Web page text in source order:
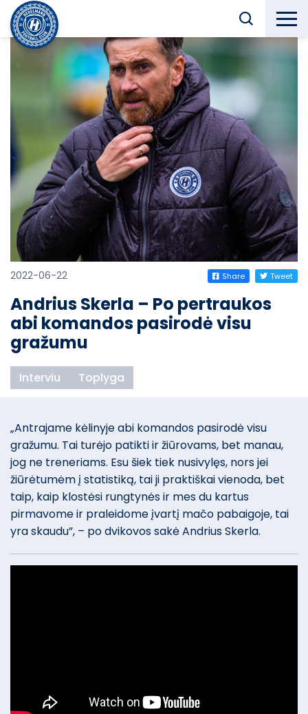
2022-06-22 Share Tweet
Andrius Skerla – Po pertraukos
abi komandos pasirodė visu
gražumu
Interviu Toplyga
„Antrajame kėlinyje abi komandos pasirodė visu
gražumu. Tai turėjo patikti ir žiūrovams, bet manau,
jog ne treneriams. Esu šiek tiek nusivylęs, nors jei
žiūrėtumėm į statistiką, tai ji praktiškai vienoda, bet
taip, kaip klostėsi rungtynės ir mes du kartus
pirmavome ir praleidome įvartį mačo pabaigoje, tai
yra skaudu”, – po dvikovos sakė Andrius Skerla.